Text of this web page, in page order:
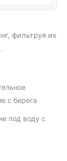
фильтруя их
с берега
под воду с